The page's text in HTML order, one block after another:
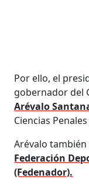
Por ello, el
gobernador del
Arévalo
Ciencias
Arévalo
Federación
(Fedenador).